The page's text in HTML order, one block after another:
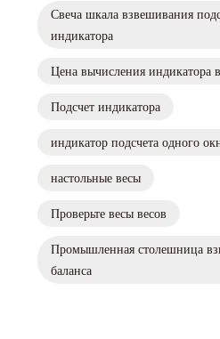
Свеча шкала взвешивания
индикатора
Цена вычисления индикатора
Подсчет индикатора
индикатор подсчета одного
настольные весы
Проверьте весы весов
Промышленная столешница
баланса